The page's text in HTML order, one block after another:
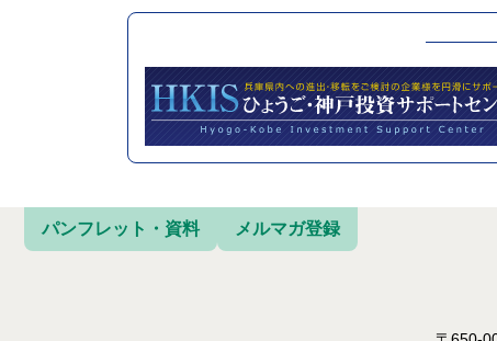
パンフレット・資料 メルマガ登録